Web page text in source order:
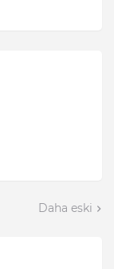
Daha eski